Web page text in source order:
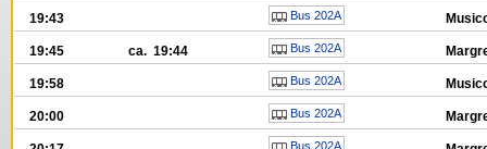
19:43 Bus 202A
19:45 ca. 19:44 Bus 202A
19:58 Bus 202A
20:00 Bus 202A
Bus 202A